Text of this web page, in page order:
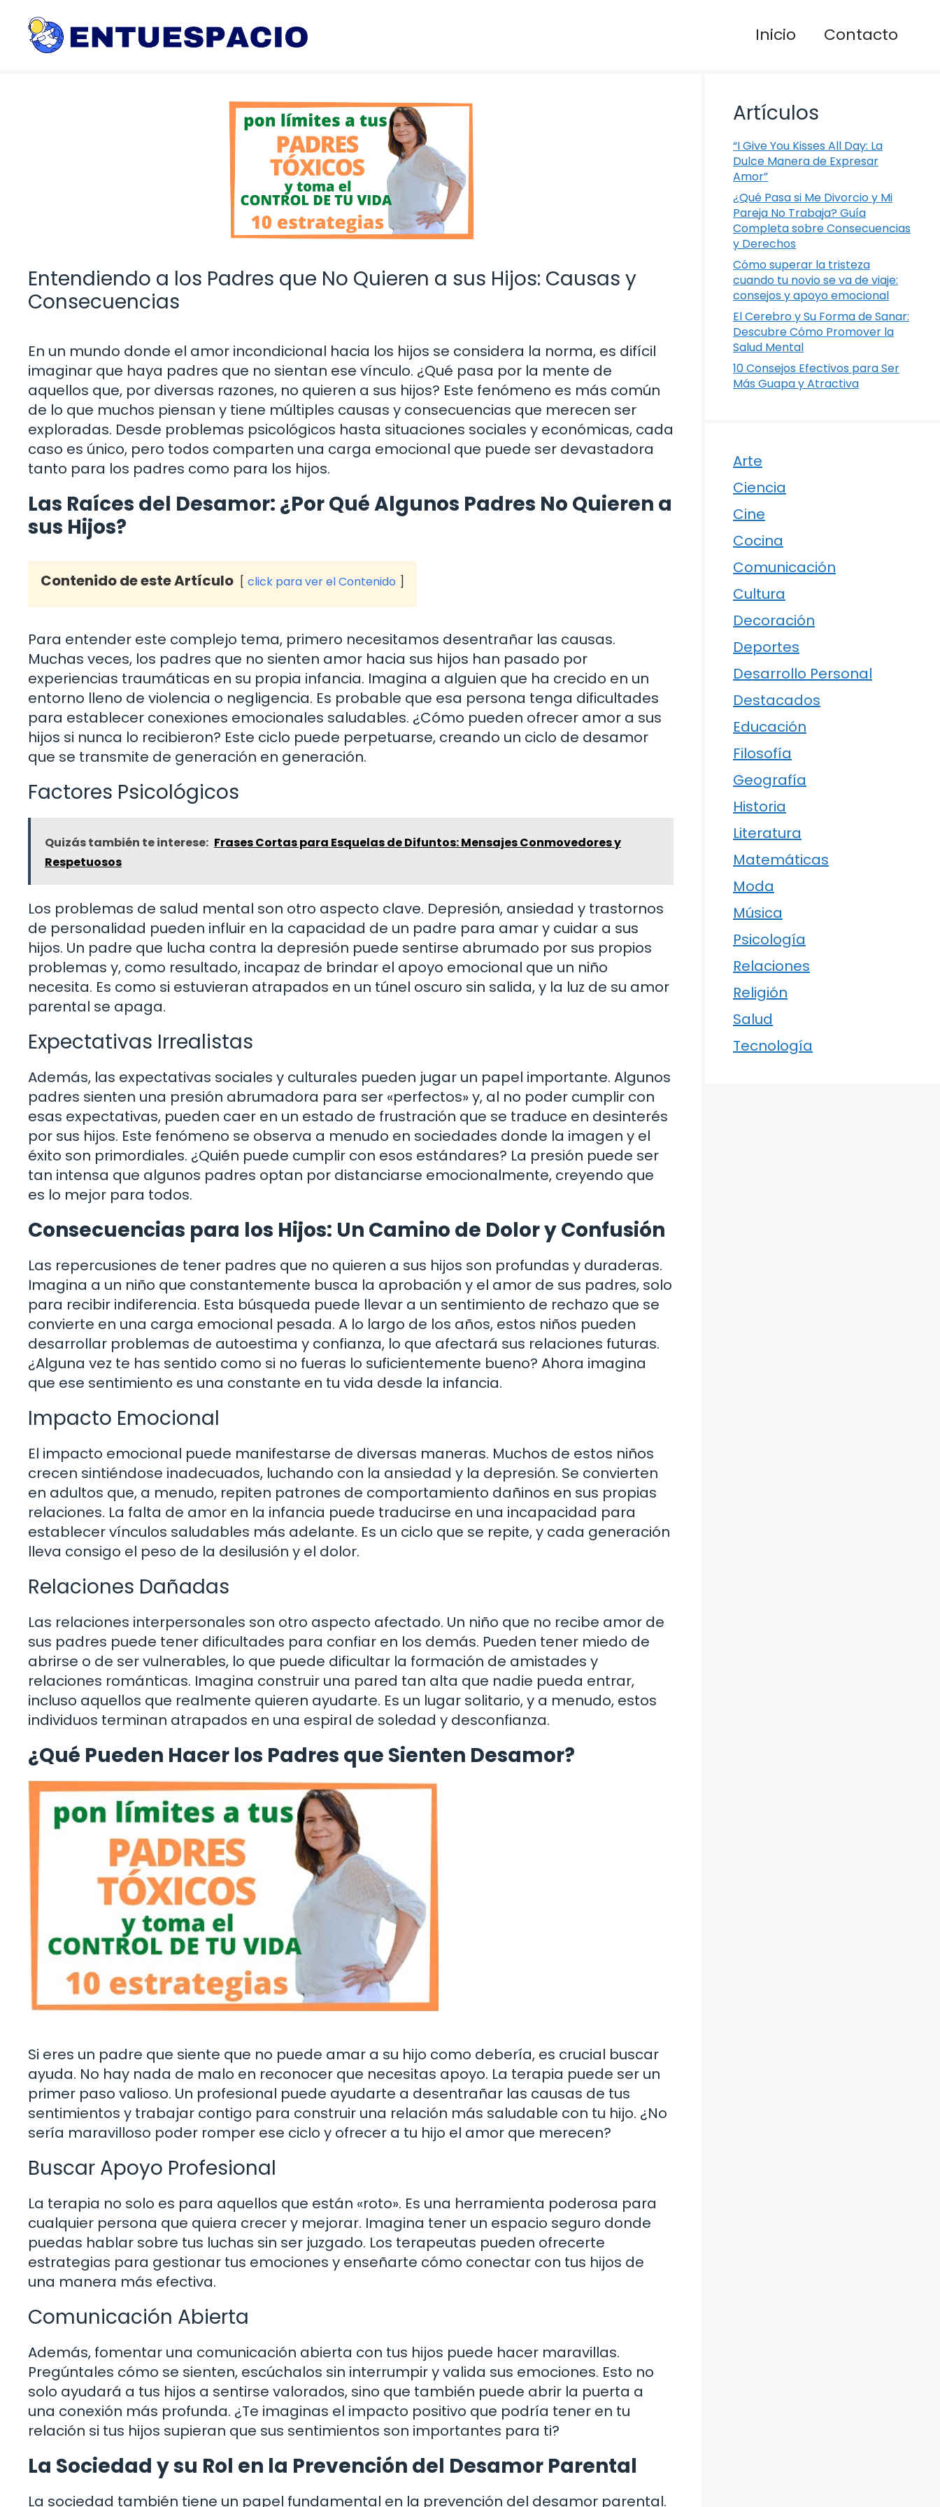
contenido
Inicio Contacto
Entendiendo a los Padres que No Quieren a sus Hijos: Causas y
Consecuencias
En un mundo donde el amor incondicional hacia los hijos se considera la norma, es difícil
imaginar que haya padres que no sientan ese vínculo. ¿Qué pasa por la mente de
aquellos que, por diversas razones, no quieren a sus hijos? Este fenómeno es más común
de lo que muchos piensan y tiene múltiples causas y consecuencias que merecen ser
exploradas. Desde problemas psicológicos hasta situaciones sociales y económicas, cada
caso es único, pero todos comparten una carga emocional que puede ser devastadora
tanto para los padres como para los hijos.
Las Raíces del Desamor: ¿Por Qué Algunos Padres No Quieren a
sus Hijos?
Contenido de este Artículo click para ver el Contenido
Para entender este complejo tema, primero necesitamos desentrañar las causas.
Muchas veces, los padres que no sienten amor hacia sus hijos han pasado por
experiencias traumáticas en su propia infancia. Imagina a alguien que ha crecido en un
entorno lleno de violencia o negligencia. Es probable que esa persona tenga dificultades
para establecer conexiones emocionales saludables. ¿Cómo pueden ofrecer amor a sus
hijos si nunca lo recibieron? Este ciclo puede perpetuarse, creando un ciclo de desamor
que se transmite de generación en generación.
Factores Psicológicos
Quizás también te interese: Frases Cortas para Esquelas de Difuntos: Mensajes Conmovedores y
Respetuosos
Los problemas de salud mental son otro aspecto clave. Depresión, ansiedad y trastornos
de personalidad pueden influir en la capacidad de un padre para amar y cuidar a sus
hijos. Un padre que lucha contra la depresión puede sentirse abrumado por sus propios
problemas y, como resultado, incapaz de brindar el apoyo emocional que un niño
necesita. Es como si estuvieran atrapados en un túnel oscuro sin salida, y la luz de su amor
parental se apaga.
Expectativas Irrealistas
Además, las expectativas sociales y culturales pueden jugar un papel importante. Algunos
padres sienten una presión abrumadora para ser «perfectos» y, al no poder cumplir con
esas expectativas, pueden caer en un estado de frustración que se traduce en desinterés
por sus hijos. Este fenómeno se observa a menudo en sociedades donde la imagen y el
éxito son primordiales. ¿Quién puede cumplir con esos estándares? La presión puede ser
tan intensa que algunos padres optan por distanciarse emocionalmente, creyendo que
es lo mejor para todos.
Consecuencias para los Hijos: Un Camino de Dolor y Confusión
Las repercusiones de tener padres que no quieren a sus hijos son profundas y duraderas.
Imagina a un niño que constantemente busca la aprobación y el amor de sus padres, solo
para recibir indiferencia. Esta búsqueda puede llevar a un sentimiento de rechazo que se
convierte en una carga emocional pesada. A lo largo de los años, estos niños pueden
desarrollar problemas de autoestima y confianza, lo que afectará sus relaciones futuras.
¿Alguna vez te has sentido como si no fueras lo suficientemente bueno? Ahora imagina
que ese sentimiento es una constante en tu vida desde la infancia.
Impacto Emocional
El impacto emocional puede manifestarse de diversas maneras. Muchos de estos niños
crecen sintiéndose inadecuados, luchando con la ansiedad y la depresión. Se convierten
en adultos que, a menudo, repiten patrones de comportamiento dañinos en sus propias
relaciones. La falta de amor en la infancia puede traducirse en una incapacidad para
establecer vínculos saludables más adelante. Es un ciclo que se repite, y cada generación
lleva consigo el peso de la desilusión y el dolor.
Relaciones Dañadas
Las relaciones interpersonales son otro aspecto afectado. Un niño que no recibe amor de
sus padres puede tener dificultades para confiar en los demás. Pueden tener miedo de
abrirse o de ser vulnerables, lo que puede dificultar la formación de amistades y
relaciones románticas. Imagina construir una pared tan alta que nadie pueda entrar,
incluso aquellos que realmente quieren ayudarte. Es un lugar solitario, y a menudo, estos
individuos terminan atrapados en una espiral de soledad y desconfianza.
¿Qué Pueden Hacer los Padres que Sienten Desamor?
Si eres un padre que siente que no puede amar a su hijo como debería, es crucial buscar
ayuda. No hay nada de malo en reconocer que necesitas apoyo. La terapia puede ser un
primer paso valioso. Un profesional puede ayudarte a desentrañar las causas de tus
sentimientos y trabajar contigo para construir una relación más saludable con tu hijo. ¿No
sería maravilloso poder romper ese ciclo y ofrecer a tu hijo el amor que merecen?
Buscar Apoyo Profesional
La terapia no solo es para aquellos que están «roto». Es una herramienta poderosa para
cualquier persona que quiera crecer y mejorar. Imagina tener un espacio seguro donde
puedas hablar sobre tus luchas sin ser juzgado. Los terapeutas pueden ofrecerte
estrategias para gestionar tus emociones y enseñarte cómo conectar con tus hijos de
una manera más efectiva.
Comunicación Abierta
Además, fomentar una comunicación abierta con tus hijos puede hacer maravillas.
Pregúntales cómo se sienten, escúchalos sin interrumpir y valida sus emociones. Esto no
solo ayudará a tus hijos a sentirse valorados, sino que también puede abrir la puerta a
una conexión más profunda. ¿Te imaginas el impacto positivo que podría tener en tu
relación si tus hijos supieran que sus sentimientos son importantes para ti?
La Sociedad y su Rol en la Prevención del Desamor Parental
La sociedad también tiene un papel fundamental en la prevención del desamor parental.
Artículos
“I Give You Kisses All Day: La
Dulce Manera de Expresar
Amor”
¿Qué Pasa si Me Divorcio y Mi
Pareja No Trabaja? Guía
Completa sobre Consecuencias
y Derechos
Cómo superar la tristeza
cuando tu novio se va de viaje:
consejos y apoyo emocional
El Cerebro y Su Forma de Sanar:
Descubre Cómo Promover la
Salud Mental
10 Consejos Efectivos para Ser
Más Guapa y Atractiva
Arte
Ciencia
Cine
Cocina
Comunicación
Cultura
Decoración
Deportes
Desarrollo Personal
Destacados
Educación
Filosofía
Geografía
Historia
Literatura
Matemáticas
Moda
Música
Psicología
Relaciones
Religión
Salud
Tecnología